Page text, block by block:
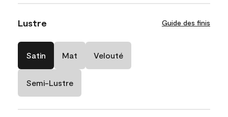
Lustre Guide des finis
Satin Mat Velouté
Semi-Lustre